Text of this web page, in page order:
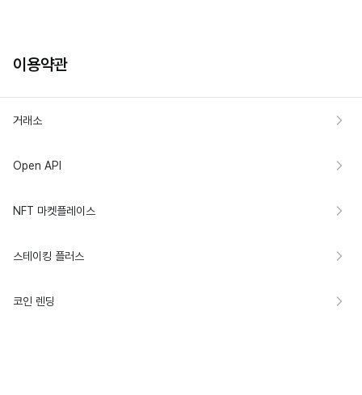
이용약관
거래소
Open API
NFT 마켓플레이스
스테이킹 플러스
코인 렌딩